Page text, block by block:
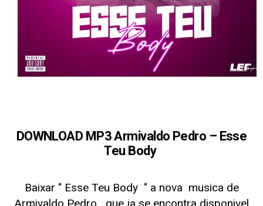
DOWNLOAD MP3 Armivaldo Pedro – Esse
Teu Body
Baixar " Esse Teu Body " a nova musica de
Armivaldo Pedro
que ja se encontra disponivel